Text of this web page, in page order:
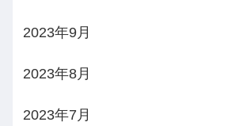
2023年9月
2023年8月
2023年7月